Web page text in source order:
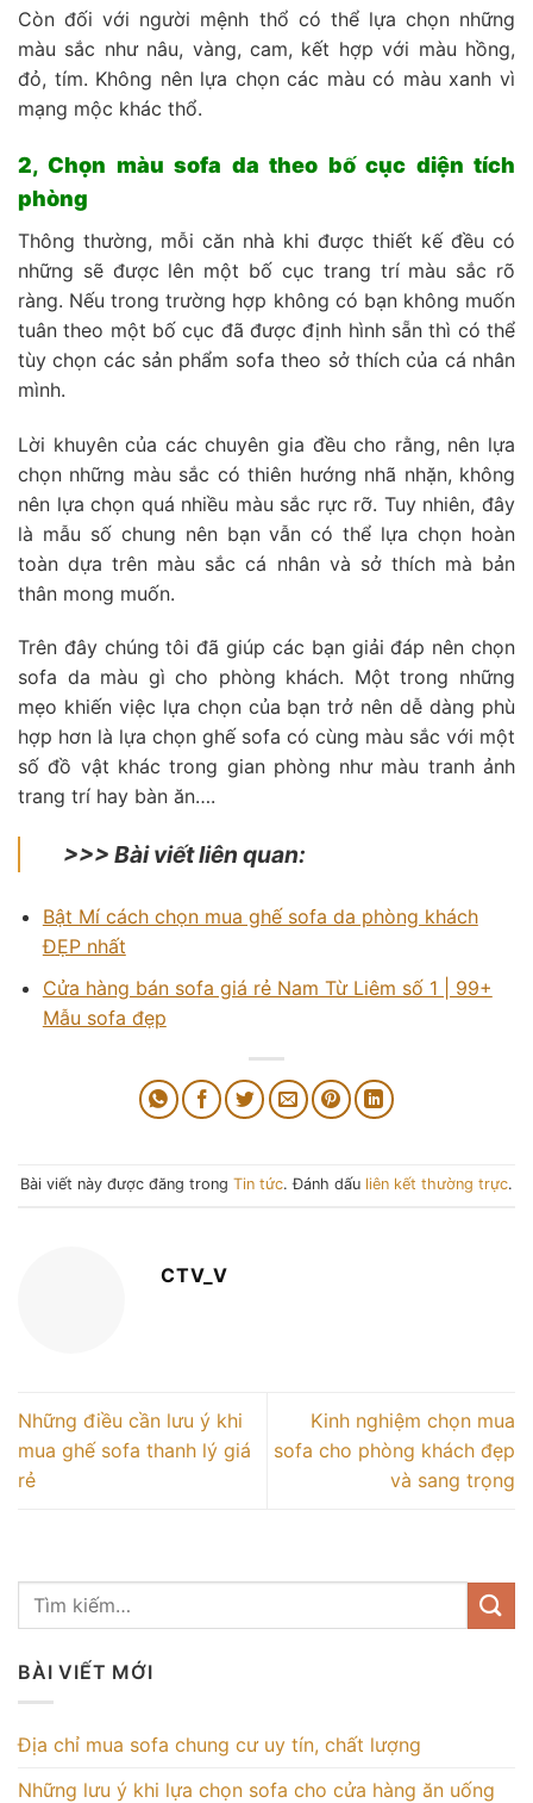
Còn đối với người mệnh thổ có thể lựa chọn những
màu sắc như nâu, vàng, cam, kết hợp với màu hồng,
đỏ, tím. Không nên lựa chọn các màu có màu xanh vì
mạng mộc khác thổ.
2, Chọn màu sofa da theo bố cục diện tích
phòng
Thông thường, mỗi căn nhà khi được thiết kế đều có
những sẽ được lên một bố cục trang trí màu sắc rõ
ràng. Nếu trong trường hợp không có bạn không muốn
tuân theo một bố cục đã được định hình sẵn thì có thể
tùy chọn các sản phẩm sofa theo sở thích của cá nhân
mình.
Lời khuyên của các chuyên gia đều cho rằng, nên lựa
chọn những màu sắc có thiên hướng nhã nhặn, không
nên lựa chọn quá nhiều màu sắc rực rỡ. Tuy nhiên, đây
là mẫu số chung nên bạn vẫn có thể lựa chọn hoàn
toàn dựa trên màu sắc cá nhân và sở thích mà bản
thân mong muốn.
Trên đây chúng tôi đã giúp các bạn giải đáp nên chọn
sofa da màu gì cho phòng khách. Một trong những
mẹo khiến việc lựa chọn của bạn trở nên dễ dàng phù
hợp hơn là lựa chọn ghế sofa có cùng màu sắc với một
số đồ vật khác trong gian phòng như màu tranh ảnh
trang trí hay bàn ăn….
>>> Bài viết liên quan:
Bật Mí cách chọn mua ghế sofa da phòng khách
ĐẸP nhất
Cửa hàng bán sofa giá rẻ Nam Từ Liêm số 1 | 99+
Mẫu sofa đẹp
Bài viết này được đăng trong Tin tức. Đánh dấu liên kết thường trực.
CTV_V
Những điều cần lưu ý khi
mua ghế sofa thanh lý giá
rẻ
Kinh nghiệm chọn mua
sofa cho phòng khách đẹp
và sang trọng
BÀI VIẾT MỚI
Địa chỉ mua sofa chung cư uy tín, chất lượng
Những lưu ý khi lựa chọn sofa cho cửa hàng ăn uống